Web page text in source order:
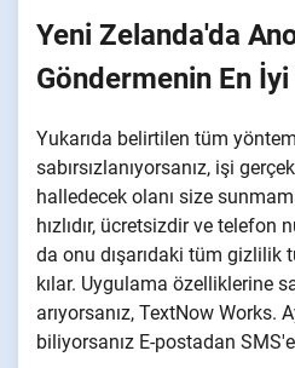
Yeni Zelanda'da
Göndermenin En
Yukarıda belirtilen tüm
sabırsızlanıyorsanız, işi
halledecek olanı size
hızlıdır, ücretsizdir ve telefon
da onu dışarıdaki tüm gizlilik
kılar. Uygulama özelliklerine
arıyorsanız, TextNow Works.
biliyorsanız E-postadan